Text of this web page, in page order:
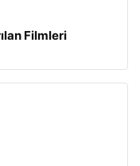
Filmleri